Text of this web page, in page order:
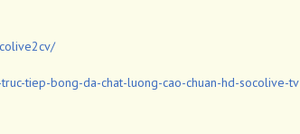
tiep-bong-da-chat-luong-cao-chuan-hd-socolive-tv